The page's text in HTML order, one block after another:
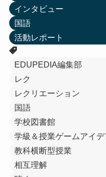
インタビュー
国語
活動レポート
EDUPEDIA編集部
レク
レクリエーション
国語
学校図書館
学級＆授業ゲームアイ
教科横断型授業
相互理解